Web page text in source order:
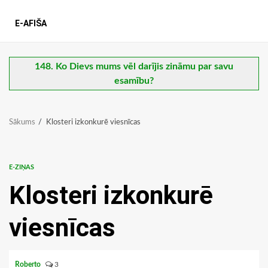
E-AFIŠA
148. Ko Dievs mums vēl darījis zināmu par savu
esamību?
Sākums Klosteri izkonkurē viesnīcas
E-ZIŅAS
Klosteri izkonkurē
viesnīcas
Roberto 3